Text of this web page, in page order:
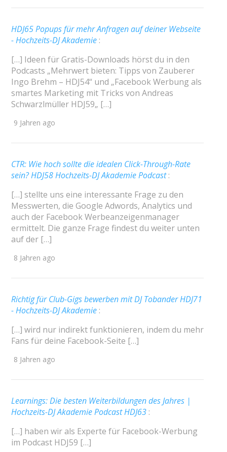
HDJ65 Popups für mehr Anfragen auf deiner Webseite
- Hochzeits-DJ Akademie :
[…] Ideen für Gratis-Downloads hörst du in den
Podcasts „Mehrwert bieten: Tipps von Zauberer
Ingo Brehm – HDJ54“ und „Facebook Werbung als
smartes Marketing mit Tricks von Andreas
Schwarzlmüller HDJ59„ […]
9 Jahren ago
CTR: Wie hoch sollte die idealen Click-Through-Rate
sein? HDJ58 Hochzeits-DJ Akademie Podcast :
[…] stellte uns eine interessante Frage zu den
Messwerten, die Google Adwords, Analytics und
auch der Facebook Werbeanzeigenmanager
ermittelt. Die ganze Frage findest du weiter unten
auf der […]
8 Jahren ago
Richtig für Club-Gigs bewerben mit DJ Tobander HDJ71
- Hochzeits-DJ Akademie :
[…] wird nur indirekt funktionieren, indem du mehr
Fans für deine Facebook-Seite […]
8 Jahren ago
Learnings: Die besten Weiterbildungen des Jahres |
Hochzeits-DJ Akademie Podcast HDJ63 :
[…] haben wir als Experte für Facebook-Werbung
im Podcast HDJ59 […]